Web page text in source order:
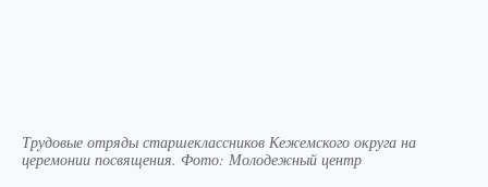
Трудовые отряды старшеклассников Кежемского округа на
церемонии посвящения. Фото: Молодежный центр